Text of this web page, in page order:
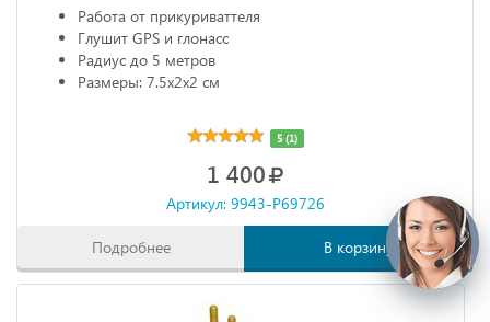
Работа от прикуриваттеля
Глушит GPS и глонасс
Радиус до 5 метров
Размеры: 7.5х2х2 см
5 (1)
1 400
Артикул: 9943-P69726
Подробнее В корзину